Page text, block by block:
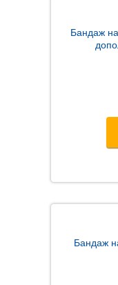
Бандаж
Бандаж